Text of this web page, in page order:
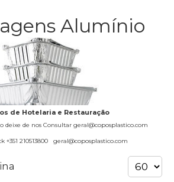
Alumínio
de Hotelaria e Restauração
deixe de nos Consultar geral@coposplastico.com
+351 210513800 geral@coposplastico.com